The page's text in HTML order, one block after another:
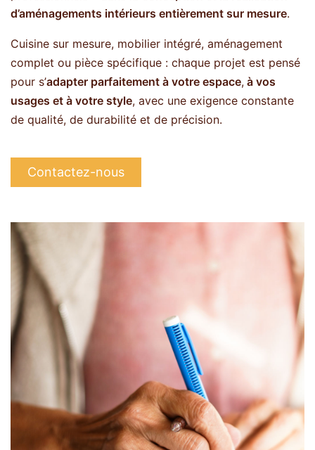
d’aménagements intérieurs entièrement sur mesure.
Cuisine sur mesure, mobilier intégré, aménagement
complet ou pièce spécifique : chaque projet est pensé
pour s’adapter parfaitement à votre espace, à vos
usages et à votre style, avec une exigence constante
de qualité, de durabilité et de précision.
Contactez-nous